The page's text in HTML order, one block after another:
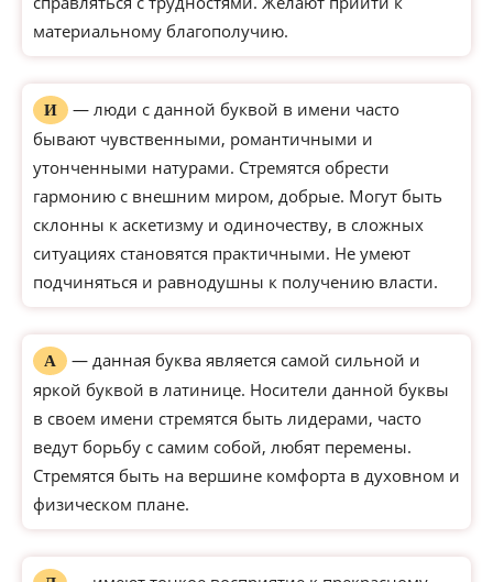
материальному благополучию.
И
— люди с данной буквой в имени часто
бывают чувственными, романтичными и
утонченными натурами. Стремятся обрести
гармонию с внешним миром, добрые. Могут быть
склонны к аскетизму и одиночеству, в сложных
ситуациях становятся практичными. Не умеют
подчиняться и равнодушны к получению власти.
А
— данная буква является самой сильной и
яркой буквой в латинице. Носители данной буквы
в своем имени стремятся быть лидерами, часто
ведут борьбу с самим собой, любят перемены.
Стремятся быть на вершине комфорта в духовном и
физическом плане.